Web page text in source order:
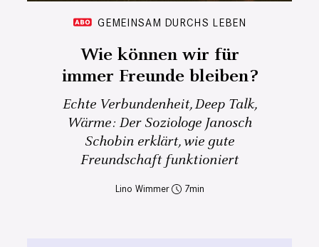
GEMEINSAM DURCHS LEBEN
Wie können wir für
immer Freunde bleiben?
Echte Verbundenheit, Deep Talk,
Wärme: Der Soziologe Janosch
Schobin erklärt, wie gute
Freundschaft funktioniert
Lino Wimmer 7